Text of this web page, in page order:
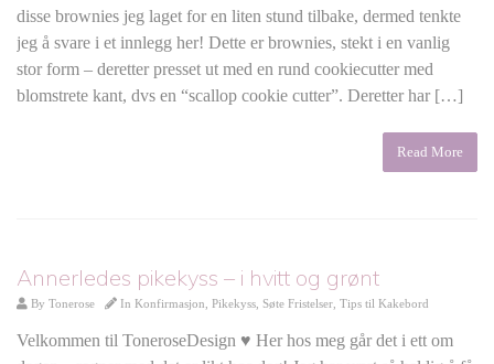
disse brownies jeg laget for en liten stund tilbake, dermed tenkte
jeg å svare i et innlegg her! Dette er brownies, stekt i en vanlig
stor form – deretter presset ut med en rund cookiecutter med
blomstrete kant, dvs en “scallop cookie cutter”. Deretter har […]
Read More
Annerledes pikekyss – i hvitt og grønt
By Tonerose In Konfirmasjon Pikekyss Søte Fristelser Tips til Kakebord
Velkommen til ToneroseDesign ♥ Her hos meg går det i ett om